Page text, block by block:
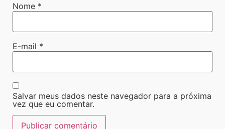
Nome *
E-mail *
Salvar meus dados neste navegador para a próxima
vez que eu comentar.